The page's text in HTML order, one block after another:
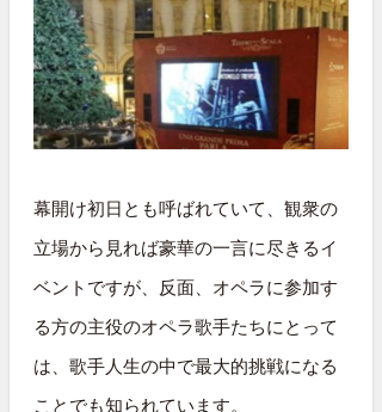
幕開け初日とも呼ばれていて、観衆の
立場から見れば豪華の一言に尽きるイ
ベントですが、反面、オペラに参加す
る方の主役のオペラ歌手たちにとって
は、歌手人生の中で最大的挑戦になる
ことでも知られています。